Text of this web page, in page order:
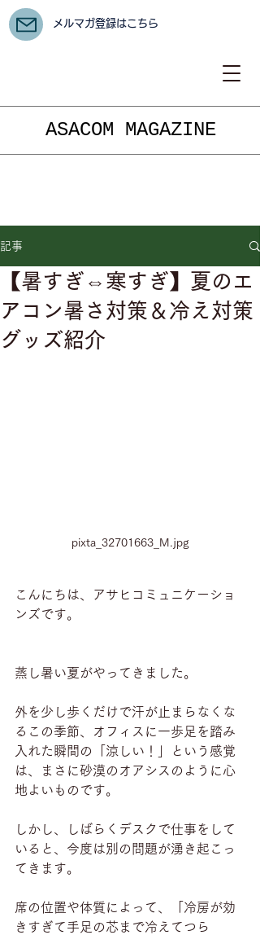
ASACOM MAGAZINE
メルマガ登録はこちら
記事
【暑すぎ⇔寒すぎ】夏のエ
アコン暑さ対策＆冷え対策
グッズ紹介
pixta_32701663_M.jpg
こんにちは、アサヒコミュニケーショ
ンズです。
蒸し暑い夏がやってきました。
外を少し歩くだけで汗が止まらなくな
るこの季節、オフィスに一歩足を踏み
入れた瞬間の「涼しい！」という感覚
は、まさに砂漠のオアシスのように心
地よいものです。
しかし、しばらくデスクで仕事をして
いると、今度は別の問題が湧き起こっ
てきます。
席の位置や体質によって、「冷房が効
きすぎて手足の芯まで冷えてつら